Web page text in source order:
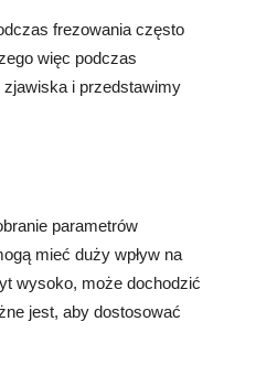
frezowania często
więc podczas
i przedstawimy
parametrów
mieć duży wpływ na
wysoko, może dochodzić
jest, aby dostosować